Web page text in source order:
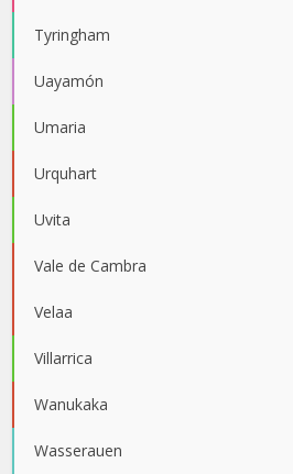
Tyringham
Uayamón
Umaria
Urquhart
Uvita
Vale de Cambra
Velaa
Villarrica
Wanukaka
Wasserauen